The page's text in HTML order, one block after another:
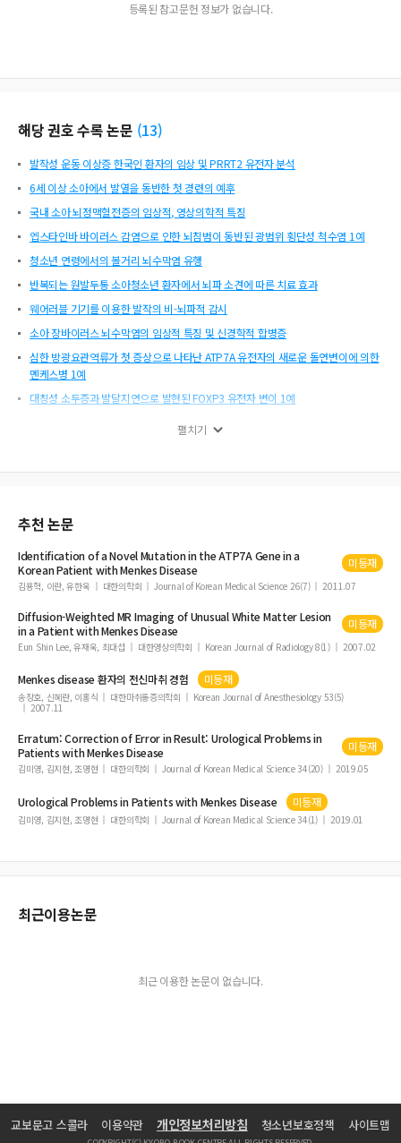
등록된 참고문헌 정보가 없습니다.
해당 권호 수록 논문 (13)
발작성 운동 이상증 한국인 환자의 임상 및 PRRT2 유전자 분석
6세 이상 소아에서 발열을 동반한 첫 경련의 예후
국내 소아 뇌정맥혈전증의 임상적, 영상의학적 특징
엡스타인바 바이러스 감염으로 인한 뇌침범이 동반된 광범위 횡단성 척수염 1예
청소년 연령에서의 볼거리 뇌수막염 유행
반복되는 원발두통 소아청소년 환자에서 뇌파 소견에 따른 치료 효과
웨어러블 기기를 이용한 발작의 비-뇌파적 감시
소아 장바이러스 뇌수막염의 임상적 특징 및 신경학적 합병증
심한 방광요관역류가 첫 증상으로 나타난 ATP7A 유전자의 새로운 돌연변이에 의한
멘케스병 1예
대칭성 소두증과 발달지연으로 발현된 FOXP3 유전자 변이 1예
인천지역 입원환자의 신경학적 질환의 엔테로바이러스 혈청형과 엔테로바이러스 혈
펼치기
추천 논문
Identification of a Novel Mutation in the ATP7A Gene in a
Korean Patient withMenkes Disease 미등재
김용혁, 이란, 유한욱 대한의학회 Journal of Korean Medical Science 26(7) 2011.07
Diffusion-Weighted MR Imaging of Unusual White Matter Lesion
in a Patient withMenkesDisease 미등재
Eun Shin Lee, 유재욱, 최대섭 대한영상의학회 Korean Journal of Radiology 8(1) 2007.02
Menkesdisease환자의 전신마취 경험 미등재
송장호, 신혜란, 이홍식 대한마취통증의학회
Korean Journal of Anesthesiology 53(5)
2007.11
Erratum: Correction of Error in Result: Urological Problems in
Patients withMenkesDisease 미등재
김미영, 김지현, 조명현 대한의학회 Journal of Korean Medical Science 34(20) 2019.05
Urological Problems in Patients withMenkes Disease 미등재
김미영, 김지현, 조명현 대한의학회 Journal of Korean Medical Science 34(1) 2019.01
최근이용논문
최근 이용한 논문이 없습니다.
교보문고 스콜라 이용약관 개인정보처리방침 청소년보호정책 사이트맵